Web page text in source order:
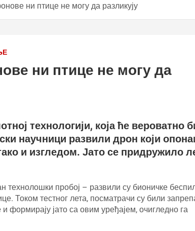
ни птице не могу да разликују
ни птице не могу да
технологији, која ће вероватно
научници развили дрон који
и изгледом. Јато се придружило
технолошки пробој – развили су бионичке
Током тестног лета, посматрачи су били
формирају јато са овим уређајем, очигледно га